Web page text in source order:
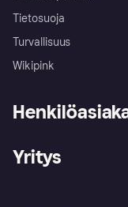
Tietosuoja
Turvallisuus
Wikipink
Ohje
Kirjaudu sisään
Yritys